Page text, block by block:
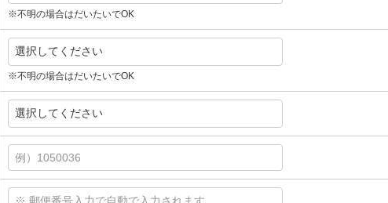
※不明の場合はだいたいでOK
選択してください
※不明の場合はだいたいでOK
選択してください